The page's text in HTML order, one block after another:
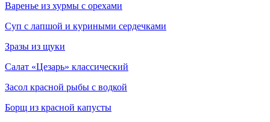
Варенье из хурмы с орехами
Суп с лапшой и куриными сердечками
Зразы из щуки
Салат «Цезарь» классический
Засол красной рыбы с водкой
Борщ из красной капусты